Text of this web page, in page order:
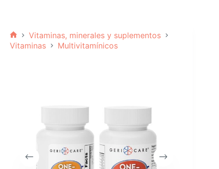
Inicio
Vitaminas, minerales y suplementos
Vitaminas
Multivitamínicos